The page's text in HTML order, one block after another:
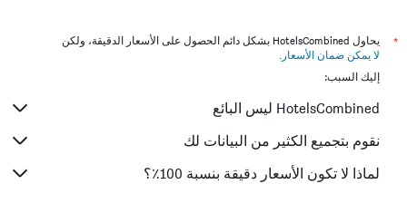
*
يحاول HotelsCombined بشكل دائم الحصول على الأسعار الدقيقة، ولكن
لا يمكن ضمان الأسعار .
إليك السبب:
HotelsCombined ليس البائع
نقوم بتجميع الكثير من البيانات لك
لماذا لا تكون الأسعار دقيقة بنسبة 100٪؟